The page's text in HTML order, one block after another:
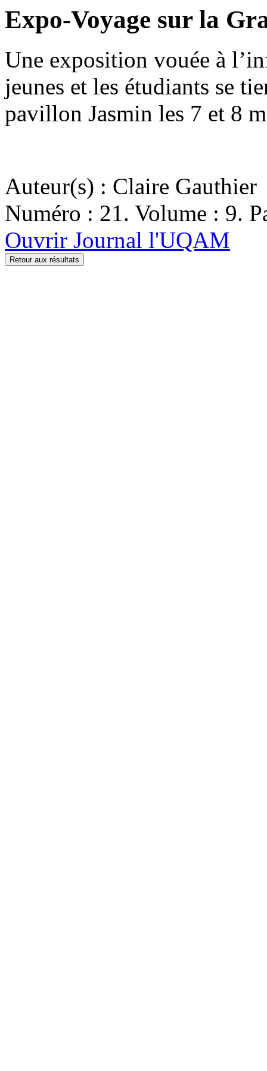
Expo-Voyage sur la
Une exposition vouée à
jeunes et les étudiants se
pavillon Jasmin les 7 et 8
Auteur(s) : Claire Gauthier
Numéro : 21. Volume : 9.
Ouvrir Journal l'UQAM
Retour aux résultats